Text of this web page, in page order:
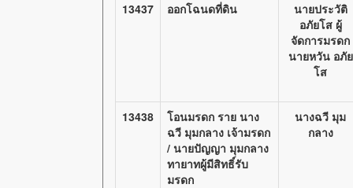
13437 ออกโฉนดที่ดิน
นายประวัติ
อภัยโส ผู้
จัดการมรดก
นายหวัน อภัย
โส
13438
โอนมรดก ราย นาง
ฉวี มุมกลาง เจ้ามรดก
/ นายปัญญา มุมกลาง
ทายาทผู้มีสิทธิ์รับ
มรดก
นางฉวี มุม
กลาง